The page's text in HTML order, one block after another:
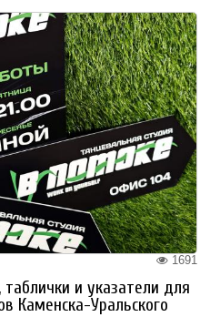
1691
и указатели для
Каменска-Уральского